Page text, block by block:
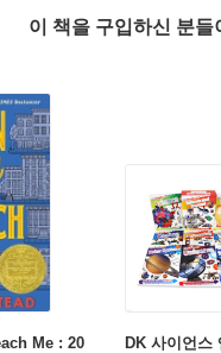
이 책을 구입하신 분
Me : 20
DK 사이언스